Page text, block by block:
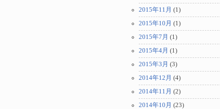
2015年11月 (1)
2015年10月 (1)
2015年7月 (1)
2015年4月 (1)
2015年3月 (3)
2014年12月 (4)
2014年11月 (2)
2014年10月 (23)